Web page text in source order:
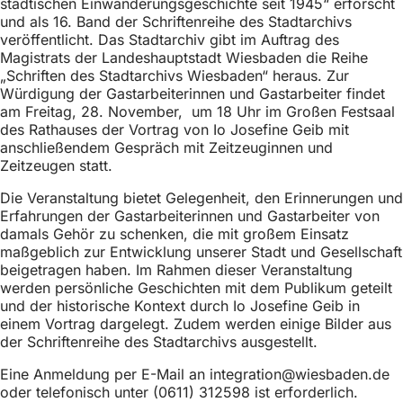
i
c
h
h
i
e
r
:
und als 16. Band der Schriftenreihe des Stadtarchivs
veröffentlicht. Das Stadtarchiv gibt im Auftrag des
Magistrats der Landeshauptstadt Wiesbaden die Reihe
„Schriften des Stadtarchivs Wiesbaden“ heraus. Zur
Würdigung der Gastarbeiterinnen und Gastarbeiter findet
am Freitag, 28. November, um 18 Uhr im Großen Festsaal
des Rathauses der Vortrag von Io Josefine Geib mit
anschließendem Gespräch mit Zeitzeuginnen und
Zeitzeugen statt.
Die Veranstaltung bietet Gelegenheit, den Erinnerungen und
Erfahrungen der Gastarbeiterinnen und Gastarbeiter von
damals Gehör zu schenken, die mit großem Einsatz
maßgeblich zur Entwicklung unserer Stadt und Gesellschaft
beigetragen haben. Im Rahmen dieser Veranstaltung
werden persönliche Geschichten mit dem Publikum geteilt
und der historische Kontext durch Io Josefine Geib in
einem Vortrag dargelegt. Zudem werden einige Bilder aus
der Schriftenreihe des Stadtarchivs ausgestellt.
Eine Anmeldung per E-Mail an integration wiesbaden de
oder telefonisch unter (0611) 312598 ist erforderlich.